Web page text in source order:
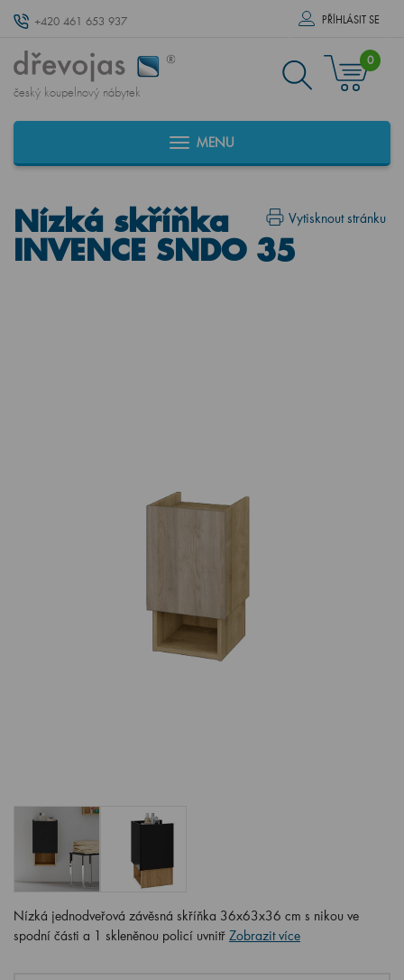
+420 461 653 937 PŘÍHLÁSIT SE
český koupelnový nábytek
0
MENU
Vytisknout stránku
Nízká skříňka
INVENCE SNDO 35
Nízká jednodveřová závěsná skříňka 36x63x36 cm s nikou ve
spodní části a 1 skleněnou policí uvnitř Zobrazit více